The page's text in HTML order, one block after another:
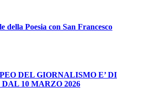
della Poesia con San Francesco
DEL GIORNALISMO E’ DI
10 MARZO 2026